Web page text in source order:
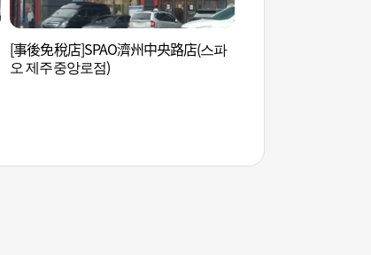
[事後免稅店]SPAO濟州中央路店(스파
오 제주중앙로점)